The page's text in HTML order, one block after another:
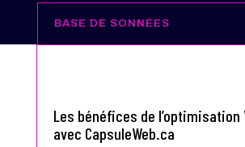
BASE DE SONNÉES
Les bénéfices de l’optimisation
avec CapsuleWeb.ca